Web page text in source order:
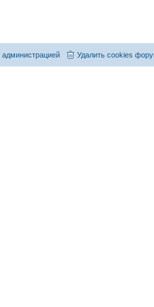
Удалить cookies
администрацией